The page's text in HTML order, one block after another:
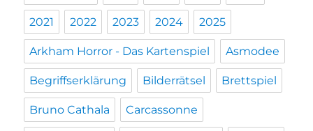
2021 2022 2023 2024 2025
Arkham Horror - Das Kartenspiel Asmodee
Begriffserklärung Bilderrätsel Brettspiel
Bruno Cathala Carcassonne